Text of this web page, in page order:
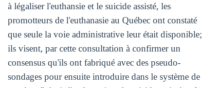
à légaliser l'euthansie et le suicide assisté, les
promotteurs de l'euthanasie au Québec ont constaté
que seule la voie administrative leur était disponible;
ils visent, par cette consultation à confirmer un
consensus qu'ils ont fabriqué avec des pseudo-
sondages pour ensuite introduire dans le système de